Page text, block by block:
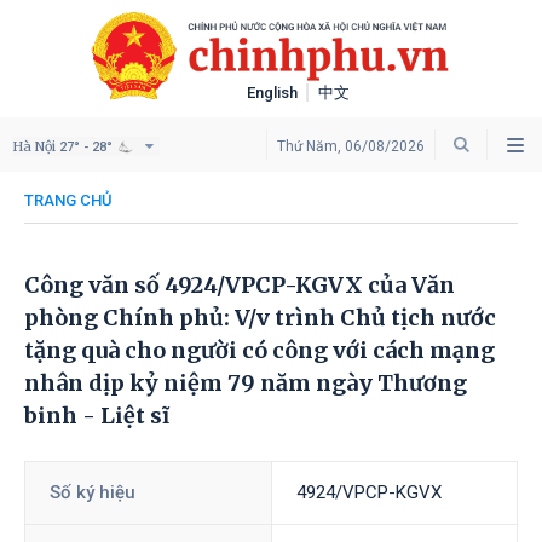
English 中文
Thứ Năm, 06/08/2026
Hà Nội 27° - 28°
TRANG CHỦ
Công văn số 4924/VPCP-KGVX của Văn
phòng Chính phủ: V/v trình Chủ tịch nước
tặng quà cho người có công với cách mạng
nhân dịp kỷ niệm 79 năm ngày Thương
binh - Liệt sĩ
Số ký hiệu 4924/VPCP-KGVX